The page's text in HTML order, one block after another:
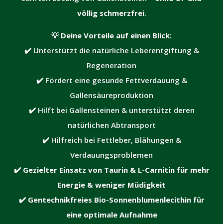
völlig schmerzfrei.
💡 Deine Vorteile auf einen Blick:
✔️ Unterstützt die natürliche Leberentgiftung &
Regeneration
✔️ Fördert eine gesunde Fettverdauung &
Gallensäureproduktion
✔️ Hilft bei Gallensteinen & unterstützt deren
natürlichen Abtransport
✔️ Hilfreich bei Fettleber, Blähungen &
Verdauungsproblemen
✔️ Gezielter Einsatz von Taurin & L-Carnitin für mehr
Energie & weniger Müdigkeit
✔️ Gentechnikfreies Bio-Sonnenblumenlecithin für
eine optimale Aufnahme